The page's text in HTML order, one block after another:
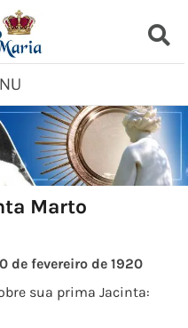
Marto
de fevereiro de 1920
sua prima Jacinta: